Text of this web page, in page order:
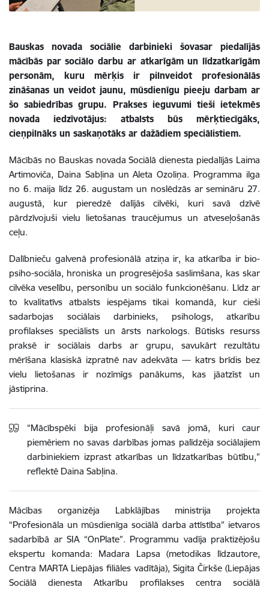
Bauskas novada sociālie darbinieki šovasar piedalījās
mācībās par sociālo darbu ar atkarīgām un līdzatkarīgām
personām, kuru mērķis ir pilnveidot profesionālās
zināšanas un veidot jaunu, mūsdienīgu pieeju darbam ar
šo sabiedrības grupu. Prakses ieguvumi tieši ietekmēs
novada iedzīvotājus: atbalsts būs mērķtiecīgāks,
cieņpilnāks un saskaņotāks ar dažādiem speciālistiem.
Mācībās no Bauskas novada Sociālā dienesta piedalījās Laima
Artimoviča, Daina Sabļina un Aleta Ozoliņa. Programma ilga
no 6. maija līdz 26. augustam un noslēdzās ar semināru 27.
augustā, kur pieredzē dalījās cilvēki, kuri savā dzīvē
pārdzīvojuši vielu lietošanas traucējumus un atveseļošanās
ceļu.
Dalībnieču galvenā profesionālā atziņa ir, ka atkarība ir bio-
psiho-sociāla, hroniska un progresējoša saslimšana, kas skar
cilvēka veselību, personību un sociālo funkcionēšanu. Līdz ar
to kvalitatīvs atbalsts iespējams tikai komandā, kur cieši
sadarbojas sociālais darbinieks, psihologs, atkarību
profilakses speciālists un ārsts narkologs. Būtisks resurss
praksē ir sociālais darbs ar grupu, savukārt rezultātu
mērīšana klasiskā izpratnē nav adekvāta — katrs brīdis bez
vielu lietošanas ir nozīmīgs panākums, kas jāatzīst un
jāstiprina.
“Mācībspēki bija profesionāļi savā jomā, kuri caur
piemēriem no savas darbības jomas palīdzēja sociālajiem
darbiniekiem izprast atkarības un līdzatkarības būtību,”
reflektē Daina Sabļina.
Mācības organizēja Labklājības ministrija projekta
“Profesionāla un mūsdienīga sociālā darba attīstība” ietvaros
sadarbībā ar SIA “OnPlate”. Programmu vadīja praktizējošu
ekspertu komanda: Madara Lapsa (metodikas līdzautore,
Centra MARTA Liepājas filiāles vadītāja), Sigita Čirkše (Liepājas
Sociālā dienesta Atkarību profilakses centra sociālā